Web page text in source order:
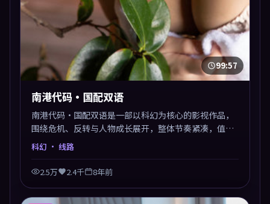
99:57
南港代码·国配双语
南港代码·国配双语是一部以科幻为核心的影视作品，
围绕危机、反转与人物成长展开，整体节奏紧凑，值得
推荐观看。
科幻 · 线路
2.5万 2.4千 8年前